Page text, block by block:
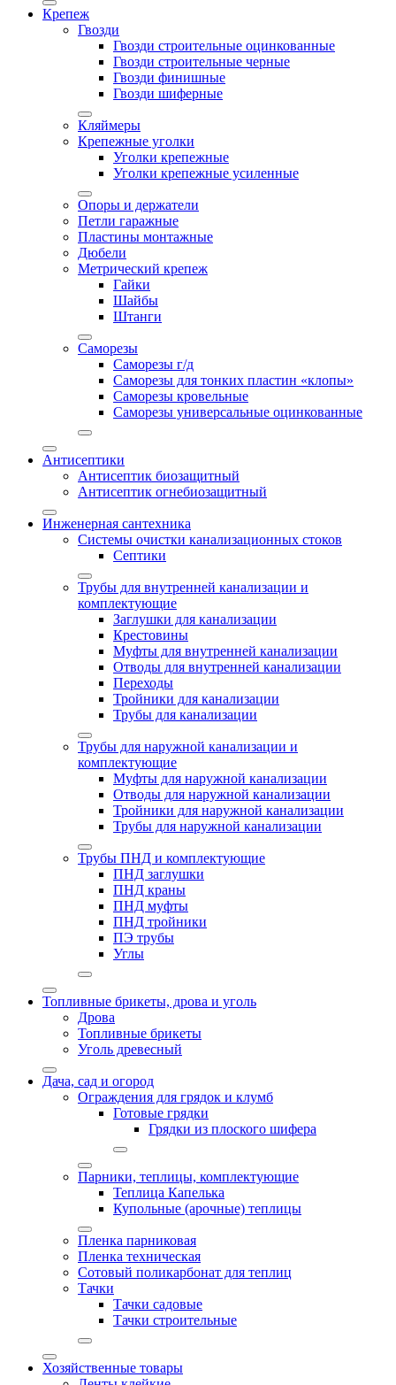
Крепеж
Гвозди
Гвозди строительные оцинкованные
Гвозди строительные черные
Гвозди финишные
Гвозди шиферные
Кляймеры
Крепежные уголки
Уголки крепежные
Уголки крепежные усиленные
Опоры и держатели
Петли гаражные
Пластины монтажные
Дюбели
Метрический крепеж
Гайки
Шайбы
Штанги
Саморезы
Саморезы г/д
Саморезы для тонких пластин «клопы»
Саморезы кровельные
Саморезы универсальные оцинкованные
Антисептики
Антисептик биозащитный
Антисептик огнебиозащитный
Инженерная сантехника
Системы очистки канализационных стоков
Септики
Трубы для внутренней канализации и
комплектующие
Заглушки для канализации
Крестовины
Муфты для внутренней канализации
Отводы для внутренней канализации
Переходы
Тройники для канализации
Трубы для канализации
Трубы для наружной канализации и
комплектующие
Муфты для наружной канализации
Отводы для наружной канализации
Тройники для наружной канализации
Трубы для наружной канализации
Трубы ПНД и комплектующие
ПНД заглушки
ПНД краны
ПНД муфты
ПНД тройники
ПЭ трубы
Углы
Топливные брикеты, дрова и уголь
Дрова
Топливные брикеты
Уголь древесный
Дача, сад и огород
Ограждения для грядок и клумб
Готовые грядки
Грядки из плоского шифера
Парники, теплицы, комплектующие
Теплица Капелька
Купольные (арочные) теплицы
Пленка парниковая
Пленка техническая
Сотовый поликарбонат для теплиц
Тачки
Тачки садовые
Тачки строительные
Хозяйственные товары